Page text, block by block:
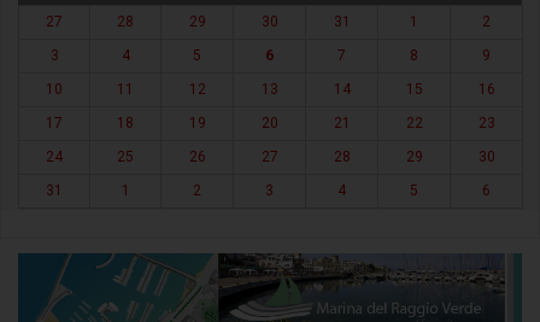
27
28 29 30 31 1
2
3
4 5 6 7 8
9
10
11 12 13 14 15
16
17
18 19 20 21 22
23
24
25 26 27 28 29
30
31
1 2 3 4 5 6